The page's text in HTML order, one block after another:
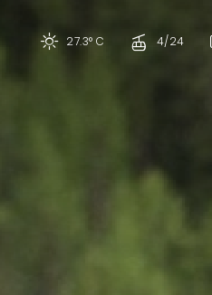
27.3° C 4/24